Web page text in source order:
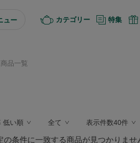
ュー カテゴリー 特集
品一覧
低い順 全て 表示件数40件
の条件に一致する商品が見つかりませ